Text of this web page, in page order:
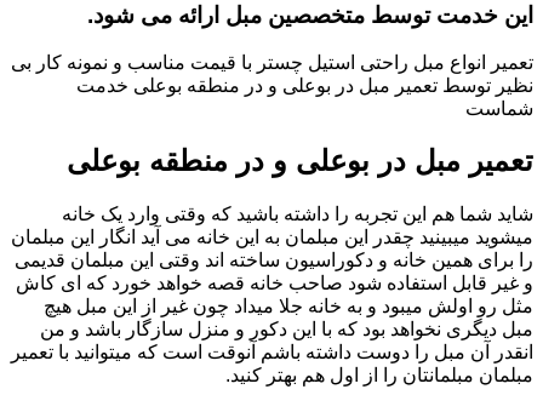
این خدمت توسط متخصصین مبل ارائه می شود.
تعمیر انواع مبل راحتی استیل چستر با قیمت مناسب و نمونه کار بی
نظیر توسط تعمیر مبل در بوعلی و در منطقه بوعلی خدمت
شماست
تعمیر مبل در بوعلی و در منطقه بوعلی
شاید شما هم این تجربه را داشته باشید که وقتی وارد یک خانه
میشوید میبینید چقدر این مبلمان به این خانه می آید انگار این مبلمان
را برای همین خانه و دکوراسیون ساخته اند وقتی این مبلمان قدیمی
و غیر قابل استفاده شود صاحب خانه قصه خواهد خورد که ای کاش
مثل رو اولش میبود و به خانه جلا میداد چون غیر از این مبل هیچ
مبل دیگری نخواهد بود که با این دکور و منزل سازگار باشد و من
انقدر آن مبل را دوست داشته باشم آنوقت است که میتوانید با تعمیر
مبلمان مبلمانتان را از اول هم بهتر کنید.